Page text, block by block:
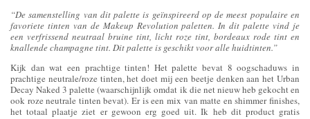
“De samenstelling van dit palette is geïnspireerd op de meest populaire en
favoriete tinten van de Makeup Revolution paletten. In dit palette vind je
een verfrissend neutraal bruine tint, licht roze tint, bordeaux rode tint en
knallende champagne tint. Dit palette is geschikt voor alle huidtinten.”
Kijk dan wat een prachtige tinten! Het palette bevat 8 oogschaduws in
prachtige neutrale/roze tinten, het doet mij een beetje denken aan het Urban
Decay Naked 3 palette (waarschijnlijk omdat ik die net nieuw heb gekocht en
ook roze neutrale tinten bevat). Er is een mix van matte en shimmer finishes,
het totaal plaatje ziet er gewoon erg goed uit. Ik heb dit product gratis